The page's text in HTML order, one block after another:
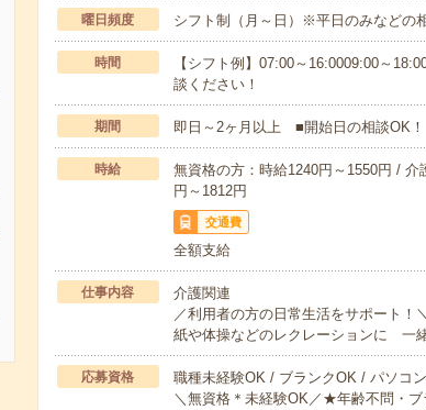
曜日頻度 シフト制（月～日）※平日のみなどの
時間
【シフト例】07:00～16:0009:00～
談ください！
期間 即日～2ヶ月以上 ■開始日の相談OK！
時給
無資格の方：時給1240円～1550円 /
円～1812円
交通費
全額支給
仕事内容
介護関連
／利用者の方の日常生活をサポート
紙や体操などのレクレーションに 一
応募資格
職種未経験OK / ブランクOK / パソコ
＼無資格＊未経験OK／★年齢不問・